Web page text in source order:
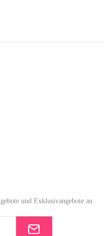
und Exklusivangebote an.